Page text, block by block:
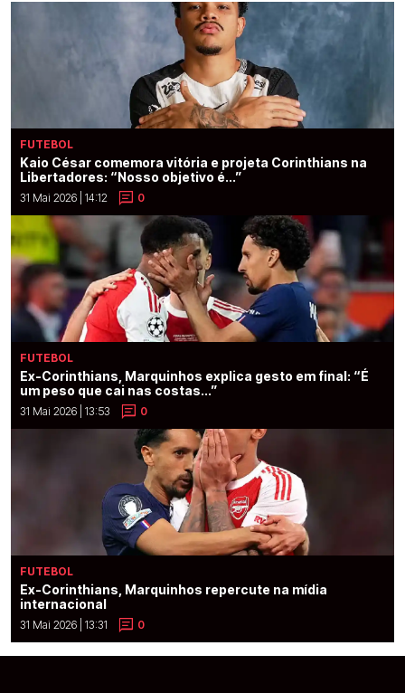
FUTEBOL
Kaio César comemora vitória e projeta Corinthians na
Libertadores: “Nosso objetivo é...”
31 Mai 2026 | 14:12 0
FUTEBOL
Ex-Corinthians, Marquinhos explica gesto em final: “É
um peso que cai nas costas...”
31 Mai 2026 | 13:53 0
FUTEBOL
Ex-Corinthians, Marquinhos repercute na mídia
internacional
31 Mai 2026 | 13:31 0